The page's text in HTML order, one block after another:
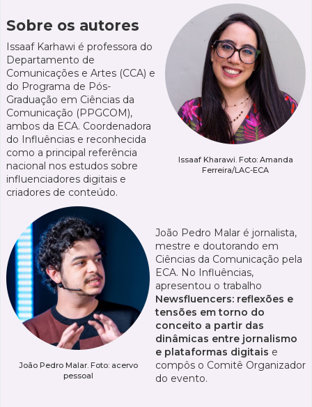
Issaaf Kharawi. Foto: Amanda
Ferreira/LAC-ECA
Sobre os autores
Issaaf Karhawi é professora do
Departamento de
Comunicações e Artes (CCA) e
do Programa de Pós-
Graduação em Ciências da
Comunicação (PPGCOM),
ambos da ECA. Coordenadora
do Influências e reconhecida
como a principal referência
nacional nos estudos sobre
influenciadores digitais e
criadores de conteúdo.
João Pedro Malar. Foto: acervo
pessoal
João Pedro Malar é jornalista,
mestre e doutorando em
Ciências da Comunicação pela
ECA. No Influências,
apresentou o trabalho
Newsfluencers: reflexões e
tensões em torno do
conceito a partir das
dinâmicas entre jornalismo
e plataformas digitais e
compôs o Comitê Organizador
do evento.